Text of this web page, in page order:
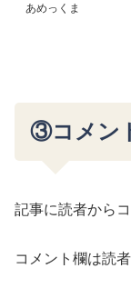
あめっくま
③コメン
記事に読者から
コメント欄は読